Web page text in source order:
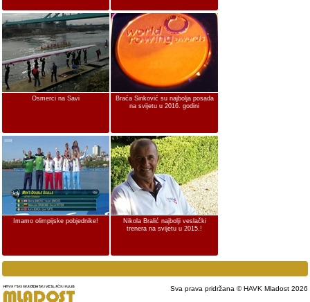
Osmerci na Savi
Braća Sinković su najbolja posada
na svijetu u 2016. godini
Imamo olimpijske pobjednike!
Nikola Bralić najbolji veslački
trenera na svijetu u 2015.!
Sva prava pridržana © HAVK Mladost 2026